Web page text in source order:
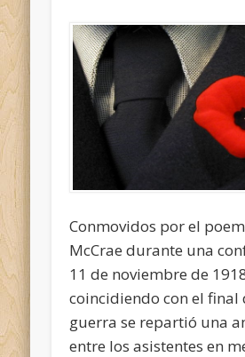
Conmovidos por el
McCrae durante una
11 de noviembre de
coincidiendo con el final
guerra se repartió una
entre los asistentes en